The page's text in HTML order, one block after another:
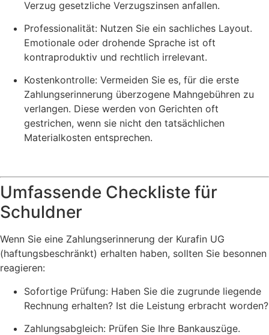
Verzug gesetzliche Verzugszinsen anfallen.
Professionalität: Nutzen Sie ein sachliches Layout.
Emotionale oder drohende Sprache ist oft
kontraproduktiv und rechtlich irrelevant.
Kostenkontrolle: Vermeiden Sie es, für die erste
Zahlungserinnerung überzogene Mahngebühren zu
verlangen. Diese werden von Gerichten oft
gestrichen, wenn sie nicht den tatsächlichen
Materialkosten entsprechen.
Umfassende Checkliste für
Schuldner
Wenn Sie eine Zahlungserinnerung der Kurafin UG
(haftungsbeschränkt) erhalten haben, sollten Sie besonnen
reagieren:
Sofortige Prüfung: Haben Sie die zugrunde liegende
Rechnung erhalten? Ist die Leistung erbracht worden?
Zahlungsabgleich: Prüfen Sie Ihre Bankauszüge.